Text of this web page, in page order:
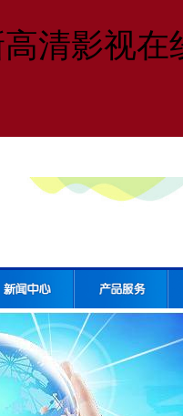
清影视